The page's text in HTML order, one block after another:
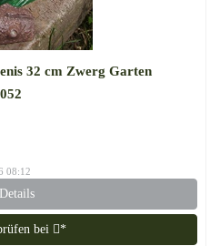
32 cm Zwerg Garten
08:12
Details
bei *